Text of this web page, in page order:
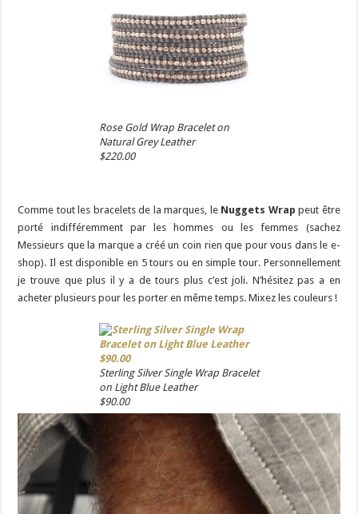
Rose Gold Wrap Bracelet on
Natural Grey Leather
$220.00
Comme tout les bracelets de la marques, le Nuggets Wrap peut être
porté indifféremment par les hommes ou les femmes (sachez
Messieurs que la marque a créé un coin rien que pour vous dans le e-
shop). Il est disponible en 5 tours ou en simple tour. Personnellement
je trouve que plus il y a de tours plus c’est joli. N’hésitez pas a en
acheter plusieurs pour les porter en même temps. Mixez les couleurs !
Sterling Silver Single Wrap Bracelet
on Light Blue Leather
$90.00